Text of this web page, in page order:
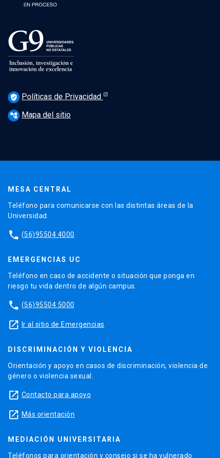
verified_user Políticas de Privacidad
account_tree Mapa del sitio
MESA CENTRAL
Teléfono para comunicarse con las distintas áreas de la
Universidad.
phone (56)95504 4000
EMERGENCIAS UC
Teléfono en caso de accidente o situación que ponga en
riesgo tu vida dentro de algún campus.
phone (56)95504 5000
launch Ir al sitio de Emergencias
DISCRIMINACIÓN Y VIOLENCIA
Orientación y apoyo en casos de discriminación, violencia de
género o violencia sexual.
launch Contacto para apoyo
launch Más orientación
MEDIACIÓN UNIVERSITARIA
Teléfonos para orientación y consejo si se ha vulnerado